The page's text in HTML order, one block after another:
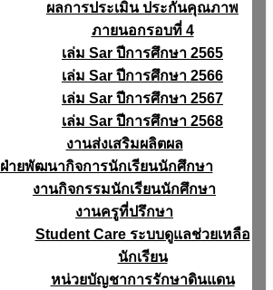
ผลการประเมิน ประกันคุณภาพ
ภายนอกรอบที่ 4
เล่ม Sar ปีการศึกษา 2565
เล่ม Sar ปีการศึกษา 2566
เล่ม Sar ปีการศึกษา 2567
เล่ม Sar ปีการศึกษา 2568
งานส่งเสริมผลิตผล
ฝ่ายพัฒนากิจการนักเรียนนักศึกษา
งานกิจกรรมนักเรียนนักศึกษา
งานครูที่ปรึกษา
Student Care ระบบดูแลช่วยเหลือ
นักเรียน
หน่วยบัญชาการรักษาดินแดน